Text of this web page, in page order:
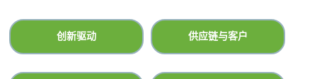
创新驱动 供应链与客户